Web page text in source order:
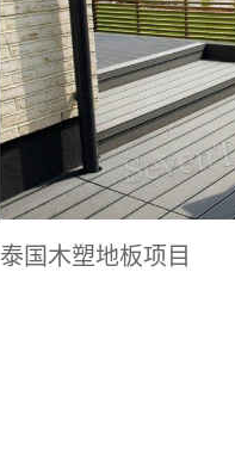
泰国木塑地板项目